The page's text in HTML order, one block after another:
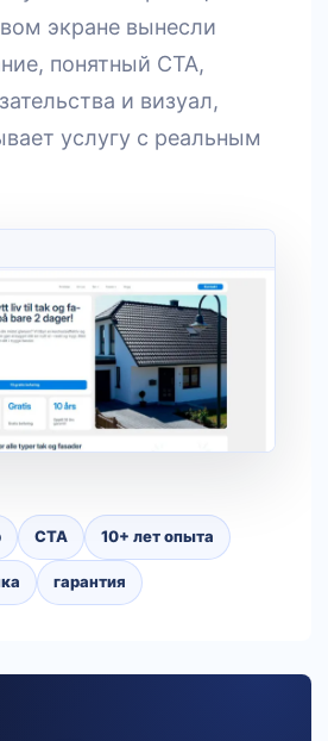
экране вынесли
понятный CTA,
и визуал,
услугу с реальным
CTA 10+ лет опыта
гарантия